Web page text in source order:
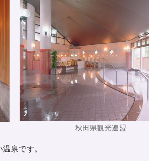
秋田県観光連盟
泉です。